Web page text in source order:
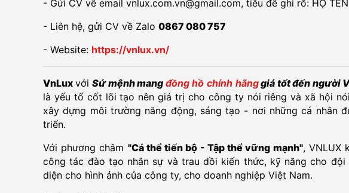
- Gửi CV về email vnlux.com.vn@gmail.com, tiêu đề ghi rõ: HỌ TÊN
- Liên hệ, gửi CV về Zalo 0867 080 757
- Website: https://vnlux.vn/
VnLux vớiSứ mệnh mang đồng hồ chính hãnggiá tốt đến người
là yếu tố cốt lõi tạo nên giá trị cho công ty nói riêng và xã hội
xây dựng môi trường năng động, sáng tạo - nơi những cá nhân
triển.
Với phương châm "Cá thể tiến bộ - Tập thể vững mạnh", VNLUX
công tác đào tạo nhân sự và trau dồi kiến thức, kỹ năng cho đội
diện cho hình ảnh của công ty, cho doanh nghiệp Việt Nam.